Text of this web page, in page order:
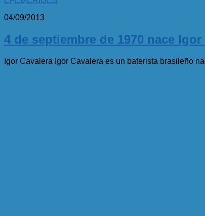
04/09/2013
4 de septiembre de 1970 nace Igor
Igor Cavalera Igor Cavalera es un baterista brasileño